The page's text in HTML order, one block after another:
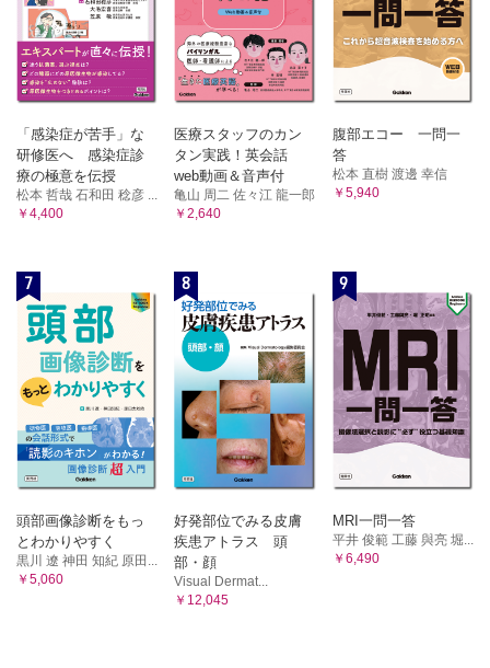
「感染症が苦手」な
研修医へ 感染症診
療の極意を伝授
松本 哲哉 石和田 稔彦 ...
￥4,400
医療スタッフのカン
タン実践！英会話
web動画＆音声付
亀山 周二 佐々江 龍一郎
￥2,640
腹部エコー 一問一
答
松本 直樹 渡邊 幸信
￥5,940
7
頭部画像診断をもっ
とわかりやすく
黒川 遼 神田 知紀 原田...
￥5,060
8
好発部位でみる皮膚
疾患アトラス 頭
部・顔
Visual Dermat...
￥12,045
9
MRI一問一答
平井 俊範 工藤 與亮 堀...
￥6,490